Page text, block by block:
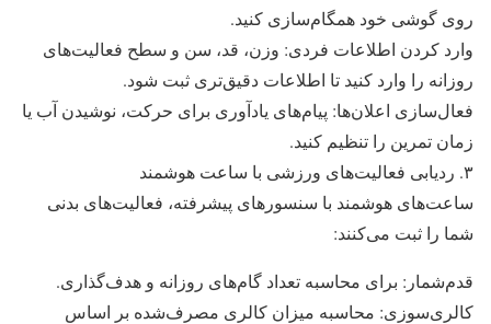
روی گوشی خود همگام‌سازی کنید.
وارد کردن اطلاعات فردی: وزن، قد، سن و سطح فعالیت‌های
روزانه را وارد کنید تا اطلاعات دقیق‌تری ثبت شود.
فعال‌سازی اعلان‌ها: پیام‌های یادآوری برای حرکت، نوشیدن آب یا
زمان تمرین را تنظیم کنید.
۳. ردیابی فعالیت‌های ورزشی با ساعت هوشمند
ساعت‌های هوشمند با سنسورهای پیشرفته، فعالیت‌های بدنی
شما را ثبت می‌کنند:
قدم‌شمار: برای محاسبه تعداد گام‌های روزانه و هدف‌گذاری.
کالری‌سوزی: محاسبه میزان کالری مصرف‌شده بر اساس